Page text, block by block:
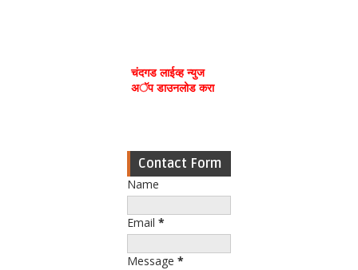
चंदगड लाईव्ह न्युज
अॅप डाउनलोड करा
Contact Form
Name
Email *
Message *